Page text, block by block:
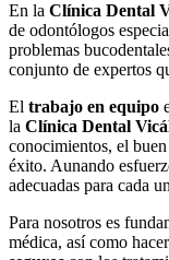
En la Clínica Dental
de odontólogos
problemas
conjunto de expertos
El trabajo en equipo
la Clínica Dental
conocimientos, el
éxito. Aunando
adecuadas para cada
Para nosotros es
médica, así como